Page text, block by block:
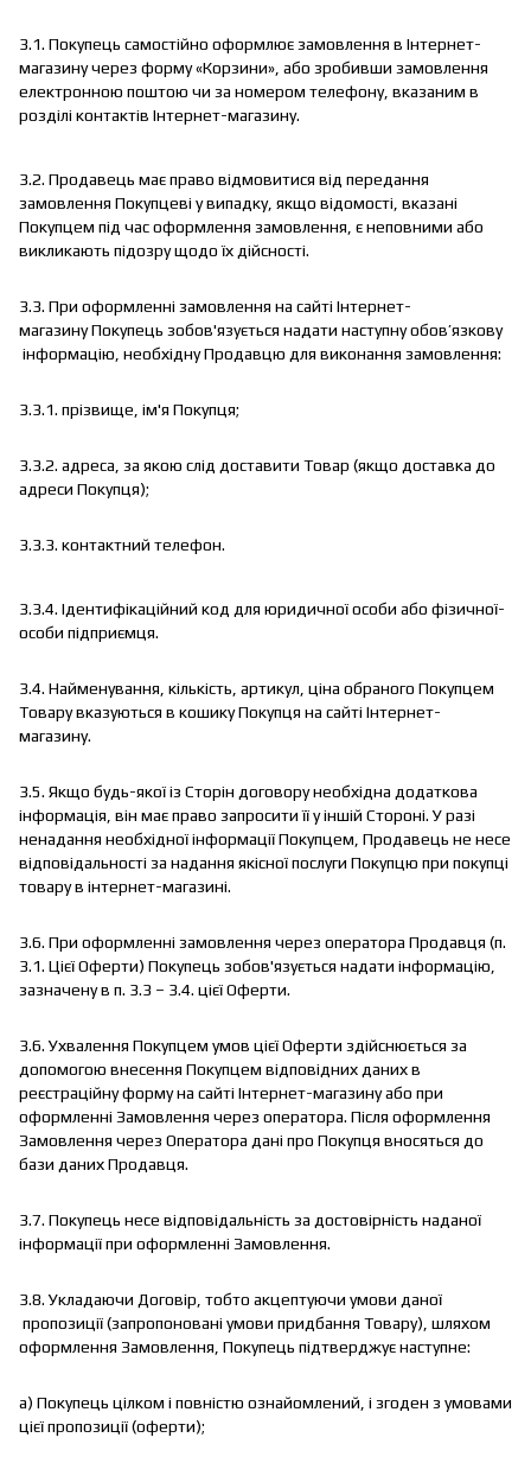
3.1. Покупець самостійно оформлює замовлення в Інтернет-
магазину через форму «Корзини», або зробивши замовлення
електронною поштою чи за номером телефону, вказаним в
розділі контактів Інтернет-магазину.
3.2. Продавець має право відмовитися від передання
замовлення Покупцеві у випадку, якщо відомості, вказані
Покупцем під час оформлення замовлення, є неповними або
викликають підозру щодо їх дійсності.
3.3. При оформленні замовлення на сайті Інтернет-
магазину Покупець зобов'язується надати наступну обов’язкову
інформацію, необхідну Продавцю для виконання замовлення:
3.3.1. прізвище, ім'я Покупця;
3.3.2. адреса, за якою слід доставити Товар (якщо доставка до
адреси Покупця);
3.3.3. контактний телефон.
3.3.4. Ідентифікаційний код для юридичної особи або фізичної-
особи підприємця.
3.4. Найменування, кількість, артикул, ціна обраного Покупцем
Товару вказуються в кошику Покупця на сайті Інтернет-
магазину.
3.5. Якщо будь-якої із Сторін договору необхідна додаткова
інформація, він має право запросити її у іншій Стороні. У разі
ненадання необхідної інформації Покупцем, Продавець не несе
відповідальності за надання якісної послуги Покупцю при покупці
товару в інтернет-магазині.
3.6. При оформленні замовлення через оператора Продавця (п.
3.1. Цієї Оферти) Покупець зобов'язується надати інформацію,
зазначену в п. 3.3 – 3.4. цієї Оферти.
3.6. Ухвалення Покупцем умов цієї Оферти здійснюється за
допомогою внесення Покупцем відповідних даних в
реєстраційну форму на сайті Інтернет-магазину або при
оформленні Замовлення через оператора. Після оформлення
Замовлення через Оператора дані про Покупця вносяться до
бази даних Продавця.
3.7. Покупець несе відповідальність за достовірність наданої
інформації при оформленні Замовлення.
3.8. Укладаючи Договір, тобто акцептуючи умови даної
пропозиції (запропоновані умови придбання Товару), шляхом
оформлення Замовлення, Покупець підтверджує наступне:
а) Покупець цілком і повністю ознайомлений, і згоден з умовами
цієї пропозиції (оферти);